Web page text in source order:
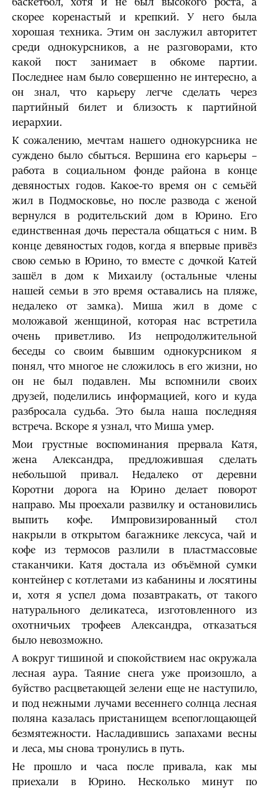
скорее коренастый и крепкий. У него была
хорошая техника. Этим он заслужил авторитет
среди однокурсников, а не разговорами, кто
какой пост занимает в обкоме партии.
Последнее нам было совершенно не интересно, а
он знал, что карьеру легче сделать через
партийный билет и близость к партийной
иерархии.
К сожалению, мечтам нашего однокурсника не
суждено было сбыться. Вершина его карьеры –
работа в социальном фонде района в конце
девяностых годов. Какое-то время он с семьёй
жил в Подмосковье, но после развода с женой
вернулся в родительский дом в Юрино. Его
единственная дочь перестала общаться с ним. В
конце девяностых годов, когда я впервые привёз
свою семью в Юрино, то вместе с дочкой Катей
зашёл в дом к Михаилу (остальные члены
нашей семьи в это время оставались на пляже,
недалеко от замка). Миша жил в доме с
моложавой женщиной, которая нас встретила
очень приветливо. Из непродолжительной
беседы со своим бывшим однокурсником я
понял, что многое не сложилось в его жизни, но
он не был подавлен. Мы вспомнили своих
друзей, поделились информацией, кого и куда
разбросала судьба. Это была наша последняя
встреча. Вскоре я узнал, что Миша умер.
Мои грустные воспоминания прервала Катя,
жена Александра, предложившая сделать
небольшой привал. Недалеко от деревни
Коротни дорога на Юрино делает поворот
направо. Мы проехали развилку и остановились
выпить кофе. Импровизированный стол
накрыли в открытом багажнике лексуса, чай и
кофе из термосов разлили в пластмассовые
стаканчики. Катя достала из объёмной сумки
контейнер с котлетами из кабанины и лосятины
и, хотя я успел дома позавтракать, от такого
натурального деликатеса, изготовленного из
охотничьих трофеев Александра, отказаться
было невозможно.
А вокруг тишиной и спокойствием нас окружала
лесная аура. Таяние снега уже произошло, а
буйство расцветающей зелени еще не наступило,
и под нежными лучами весеннего солнца лесная
поляна казалась пристанищем всепоглощающей
безмятежности. Насладившись запахами весны
и леса, мы снова тронулись в путь.
Не прошло и часа после привала, как мы
приехали в Юрино. Несколько минут по